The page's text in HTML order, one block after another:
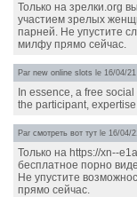
Только на зрелки.org
участием зрелых
парней. Не упустите
милфу прямо сейчас.
Par new online slots le 16/04/
In essence, a free
the participant,
Par смотреть вот тут le 16/04/
Только на https://xn--
бесплатное порно
Не упустите
прямо сейчас.